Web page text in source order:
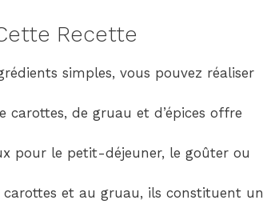
Recette
simples, vous pouvez réaliser
carottes, de gruau et d’épices offre
pour le petit-déjeuner, le goûter ou
carottes et au gruau, ils constituent un